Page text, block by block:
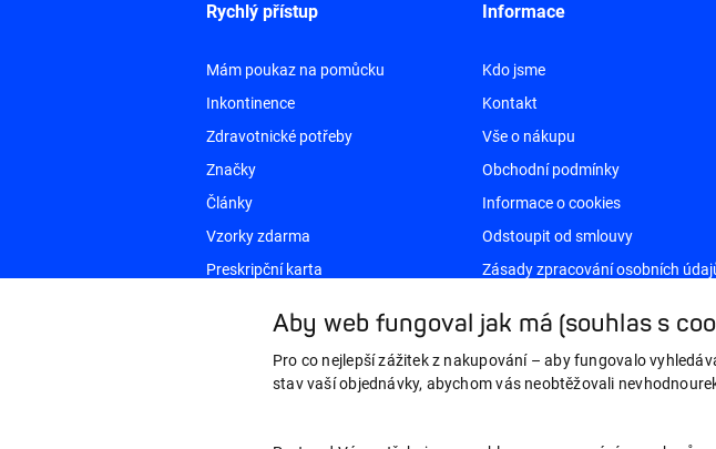
Aby web fungoval jak má (souhlas s
Pro co nejlepší zážitek z nakupování – aby fungovalo
stav vaší objednávky, abychom vás neobtěžovali
Rychlý přístup
Mám poukaz na pomůcku
Inkontinence
Zdravotnické potřeby
Značky
Články
Vzorky zdarma
Preskripční karta
Informace
Kdo jsme
Kontakt
Vše o nákupu
Obchodní podmínky
Informace o cookies
Odstoupit od smlouvy
Zásady zpracování osobních